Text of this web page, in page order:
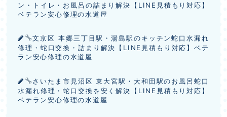
ン・トイレ・お風呂の詰まり解決【LINE見積もり対応】
ベテラン安心修理の水道屋
文京区 本郷三丁目駅・湯島駅のキッチン蛇口水漏れ
修理・蛇口交換・詰まり解決【LINE見積もり対応】ベテ
ラン安心修理の水道屋
さいたま市見沼区 東大宮駅・大和田駅のお風呂蛇口
水漏れ修理・蛇口交換を安く解決【LINE見積もり対応】
ベテラン安心修理の水道屋